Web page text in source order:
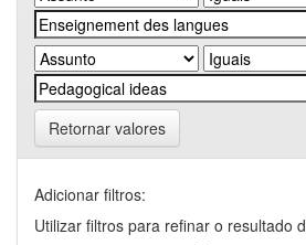
Retornar valores
Adicionar filtros:
Utilizar filtros para refinar o resultado